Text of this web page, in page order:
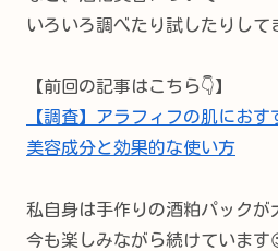
いろいろ調べたり試したりして
【前回の記事はこちら👇】
【調査】アラフィフの肌にお
美容成分と効果的な使い方
私自身は手作りの酒粕パックが
今も楽しみながら続けています